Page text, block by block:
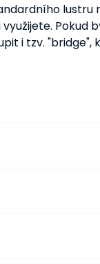
lustru
využijete. Pokud
i tzv.